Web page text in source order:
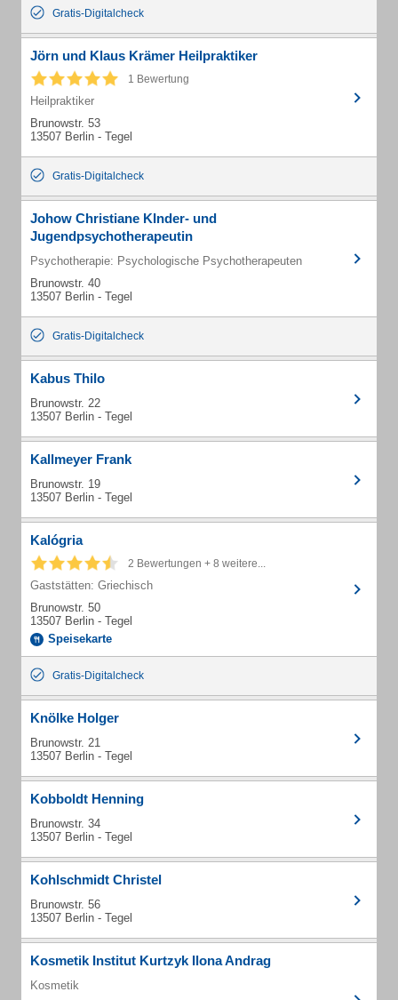
Gratis-Digitalcheck
Jörn und Klaus Krämer Heilpraktiker
1 Bewertung
Heilpraktiker
Brunowstr. 53
13507 Berlin - Tegel
Gratis-Digitalcheck
Johow Christiane KInder- und
Jugendpsychotherapeutin
Psychotherapie: Psychologische Psychotherapeuten
Brunowstr. 40
13507 Berlin - Tegel
Gratis-Digitalcheck
Kabus Thilo
Brunowstr. 22
13507 Berlin - Tegel
Kallmeyer Frank
Brunowstr. 19
13507 Berlin - Tegel
Kalógria
2 Bewertungen + 8 weitere...
Gaststätten: Griechisch
Brunowstr. 50
13507 Berlin - Tegel
Speisekarte
Gratis-Digitalcheck
Knölke Holger
Brunowstr. 21
13507 Berlin - Tegel
Kobboldt Henning
Brunowstr. 34
13507 Berlin - Tegel
Kohlschmidt Christel
Brunowstr. 56
13507 Berlin - Tegel
Kosmetik Institut Kurtzyk Ilona Andrag
Kosmetik